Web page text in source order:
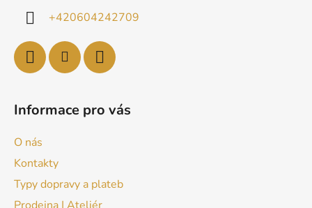
+420604242709
Informace pro vás
O nás
Kontakty
Typy dopravy a plateb